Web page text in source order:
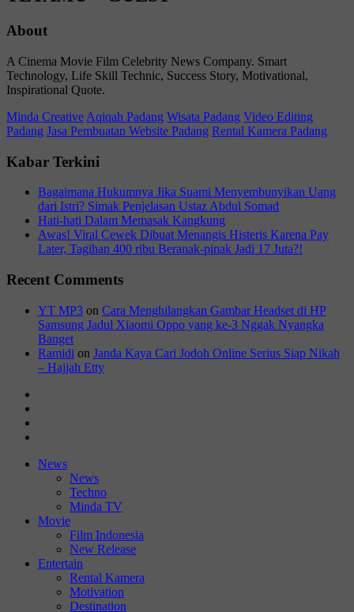
About
A Cinema Movie Film Celebrity News Company. Smart
Technology, Life Skill Technic, Success Story, Motivational,
Inspirational Quote.
Minda Creative Aqiqah Padang Wisata Padang Video Editing
Padang Jasa Pembuatan Website Padang Rental Kamera Padang
Kabar Terkini
Bagaimana Hukumnya Jika Suami Menyembunyikan Uang
dari Istri? Simak Penjelasan Ustaz Abdul Somad
Hati-hati Dalam Memasak Kangkung
Awas! Viral Cewek Dibuat Menangis Histeris Karena Pay
Later, Tagihan 400 ribu Beranak-pinak Jadi 17 Juta?!
Recent Comments
YT MP3 on Cara Menghilangkan Gambar Headset di HP
Samsung Jadul Xiaomi Oppo yang ke-3 Nggak Nyangka
Banget
Ramidi on Janda Kaya Cari Jodoh Online Serius Siap Nikah
– Hajjah Etty
News
News
Techno
Minda TV
Movie
Film Indonesia
New Release
Entertain
Rental Kamera
Motivation
Destination